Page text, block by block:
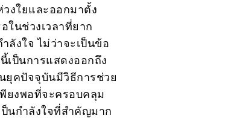
งใยและออกมาตั้ง
นช่วงเวลาที่ยาก
งใจ ไม่ว่าจะเป็นข้อ
เป็นการแสดงออกถึง
ยุคปัจจุบันมีวิธีการช่วย
ยงพอที่จะครอบคลุม
นกำลังใจที่สำคัญมาก